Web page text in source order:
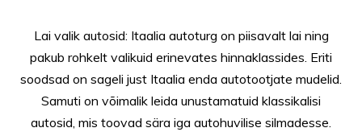
Lai valik autosid: Itaalia autoturg on piisavalt lai ning
pakub rohkelt valikuid erinevates hinnaklassides. Eriti
soodsad on sageli just Itaalia enda autotootjate mudelid.
Samuti on võimalik leida unustamatuid klassikalisi
autosid, mis toovad sära iga autohuvilise silmadesse.